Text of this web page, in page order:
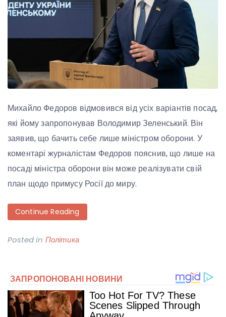
Михайло Федоров відмовився від усіх варіантів посад,
які йому запропонував Володимир Зеленський. Він
заявив, що бачить себе лише міністром оборони. У
коментарі журналістам Федоров пояснив, що лише на
посаді міністра оборони він може реалізувати свій
план щодо примусу Росії до миру.
Continue Reading
Posted in Політика